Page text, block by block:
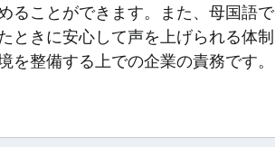
ることができます。また、母国語で
ときに安心して声を上げられる体制
整備する上での企業の責務です。